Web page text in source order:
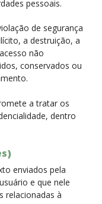
pessoais.
de segurança
a destruição, a
não
conservados ou
a tratar os
dentro
enviados pela
e que nele
relacionadas à